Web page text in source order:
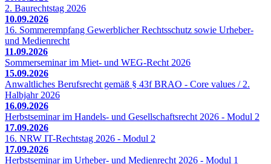
2. Baurechtstag 2026
10.09.2026
16. Sommerempfang Gewerblicher Rechtsschutz sowie Urheber-
und Medienrecht
11.09.2026
Sommerseminar im Miet- und WEG-Recht 2026
15.09.2026
Anwaltliches Berufsrecht gemäß § 43f BRAO - Core values / 2.
Halbjahr 2026
16.09.2026
Herbstseminar im Handels- und Gesellschaftsrecht 2026 - Modul 2
17.09.2026
16. NRW IT-Rechtstag 2026 - Modul 2
17.09.2026
Herbstseminar im Urheber- und Medienrecht 2026 - Modul 1